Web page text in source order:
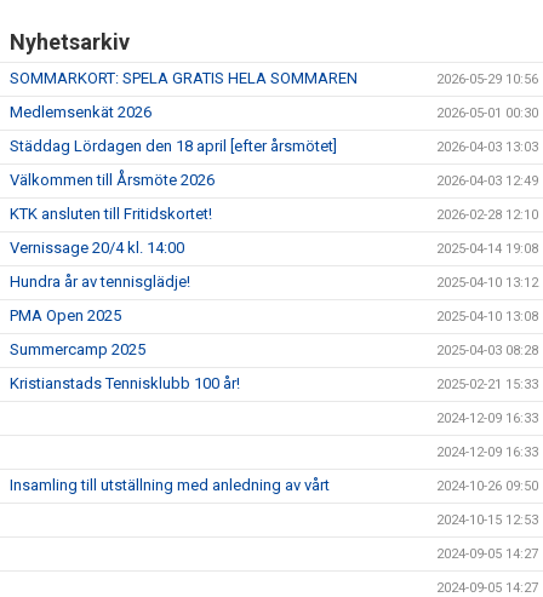
TRÄNING
Nyhetsarkiv
SOMMARKORT: SPELA GRATIS HELA SOMMAREN 2026-05-29 10:56
Medlemsenkät 2026 2026-05-01 00:30
Städdag Lördagen den 18 april [efter årsmötet] 2026-04-03 13:03
Välkommen till Årsmöte 2026 2026-04-03 12:49
KTK ansluten till Fritidskortet! 2026-02-28 12:10
Vernissage 20/4 kl. 14:00 2025-04-14 19:08
Hundra år av tennisglädje! 2025-04-10 13:12
PMA Open 2025 2025-04-10 13:08
Summercamp 2025 2025-04-03 08:28
Kristianstads Tennisklubb 100 år! 2025-02-21 15:33
2024-12-09 16:33
2024-12-09 16:33
Insamling till utställning med anledning av vårt 2024-10-26 09:50
2024-10-15 12:53
2024-09-05 14:27
2024-09-05 14:27